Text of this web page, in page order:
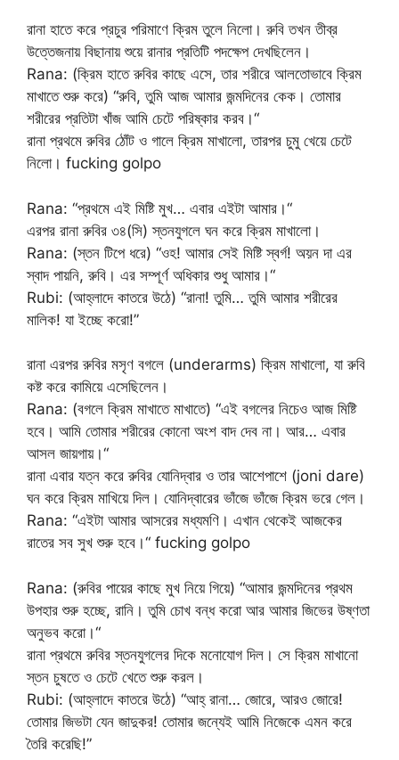
রানা হাতে করে প্রচুর পরিমাণে ক্রিম তুলে নিলো। রুবি তখন তীব্র
উত্তেজনায় বিছানায় শুয়ে রানার প্রতিটি পদক্ষেপ দেখছিলেন।
Rana: (ক্রিম হাতে রুবির কাছে এসে, তার শরীরে আলতোভাবে ক্রিম
মাখাতে শুরু করে) “রুবি, তুমি আজ আমার জন্মদিনের কেক। তোমার
শরীরের প্রতিটা খাঁজ আমি চেটে পরিষ্কার করব।“
রানা প্রথমে রুবির ঠোঁট ও গালে ক্রিম মাখালো, তারপর চুমু খেয়ে চেটে
নিলো। fucking golpo
Rana: “প্রথমে এই মিষ্টি মুখ… এবার এইটা আমার।“
এরপর রানা রুবির ৩৪(সি) স্তনযুগলে ঘন করে ক্রিম মাখালো।
Rana: (স্তন টিপে ধরে) “ওহ! আমার সেই মিষ্টি স্বর্গ! অয়ন দা এর
স্বাদ পায়নি, রুবি। এর সম্পূর্ণ অধিকার শুধু আমার।“
Rubi: (আহ্লাদে কাতরে উঠে) “রানা! তুমি… তুমি আমার শরীরের
মালিক! যা ইচ্ছে করো!”
রানা এরপর রুবির মসৃণ বগলে (underarms) ক্রিম মাখালো, যা রুবি
কষ্ট করে কামিয়ে এসেছিলেন।
Rana: (বগলে ক্রিম মাখাতে মাখাতে) “এই বগলের নিচেও আজ মিষ্টি
হবে। আমি তোমার শরীরের কোনো অংশ বাদ দেব না। আর… এবার
আসল জায়গায়।“
রানা এবার যত্ন করে রুবির যোনিদ্বার ও তার আশেপাশে (joni dare)
ঘন করে ক্রিম মাখিয়ে দিল। যোনিদ্বারের ভাঁজে ভাঁজে ক্রিম ভরে গেল।
Rana: “এইটা আমার আসরের মধ্যমণি। এখান থেকেই আজকের
রাতের সব সুখ শুরু হবে।“ fucking golpo
Rana: (রুবির পায়ের কাছে মুখ নিয়ে গিয়ে) “আমার জন্মদিনের প্রথম
উপহার শুরু হচ্ছে, রানি। তুমি চোখ বন্ধ করো আর আমার জিভের উষ্ণতা
অনুভব করো।“
রানা প্রথমে রুবির স্তনযুগলের দিকে মনোযোগ দিল। সে ক্রিম মাখানো
স্তন চুষতে ও চেটে খেতে শুরু করল।
Rubi: (আহ্লাদে কাতরে উঠে) “আহ্ রানা… জোরে, আরও জোরে!
তোমার জিভটা যেন জাদুকর! তোমার জন্যেই আমি নিজেকে এমন করে
তৈরি করেছি!”